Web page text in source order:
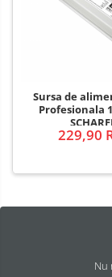
Sursa de
Profesionala
229,90
Nu